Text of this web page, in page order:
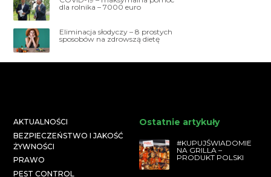
dla rolnika – 7000 euro
Eliminacja słodyczy – 8 prostych
sposobów na zdrowszą dietę
AKTUALNOŚCI
BEZPIECZEŃSTWO I JAKOŚĆ
ŻYWNOŚCI
PRAWO
PEST CONTROL
Ostatnie artykuły
#KUPUJŚWIADOMIE
NA GRILLA –
PRODUKT POLSKI